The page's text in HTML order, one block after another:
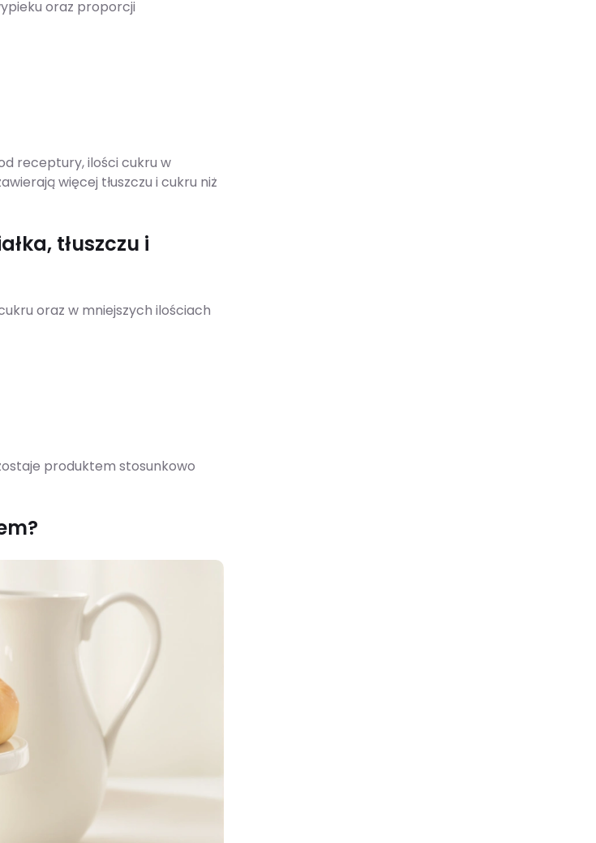
oraz proporcji
receptury, ilości cukru w
więcej tłuszczu i cukru niż
tłuszczu i
oraz w mniejszych ilościach
produktem stosunkowo